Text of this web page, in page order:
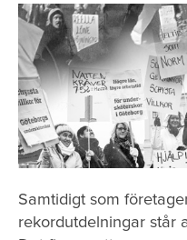
Samtidigt som
rekordutdelningar står